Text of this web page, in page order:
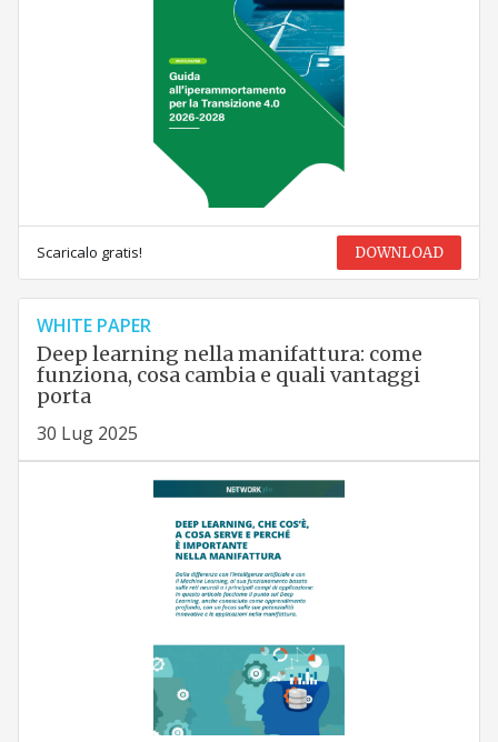
Scaricalo gratis! DOWNLOAD
WHITE PAPER
Deep learning nella manifattura: come
funziona, cosa cambia e quali vantaggi
porta
30 Lug 2025